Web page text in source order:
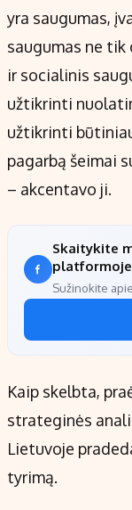
yra saugumas,
saugumas ne
ir socialinis
užtikrinti
užtikrinti
pagarbą šeimai
– akcentavo ji.
Skaitykite
platformoje
Sužinokite
Kaip skelbta,
strateginės
Lietuvoje
tyrimą.